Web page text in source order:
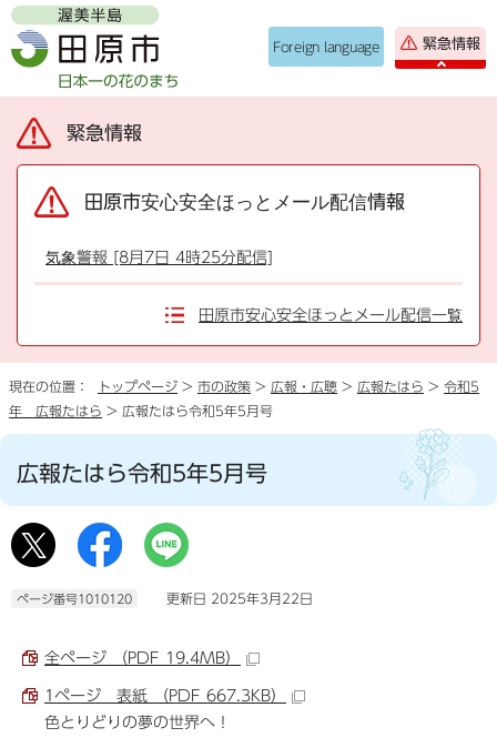
Foreign language 緊急情報
緊急情報
田原市安心安全ほっとメール配信情報
気象警報 [8月7日 4時25分配信]
田原市安心安全ほっとメール配信一覧
現在の位置： トップページ > 市の政策 > 広報・広聴 > 広報たはら > 令和5
年 広報たはら > 広報たはら令和5年5月号
広報たはら令和5年5月号
ページ番号1010120 更新日 2025年3月22日
全ページ （PDF 19.4MB）
1ページ 表紙 （PDF 667.3KB）
色とりどりの夢の世界へ！